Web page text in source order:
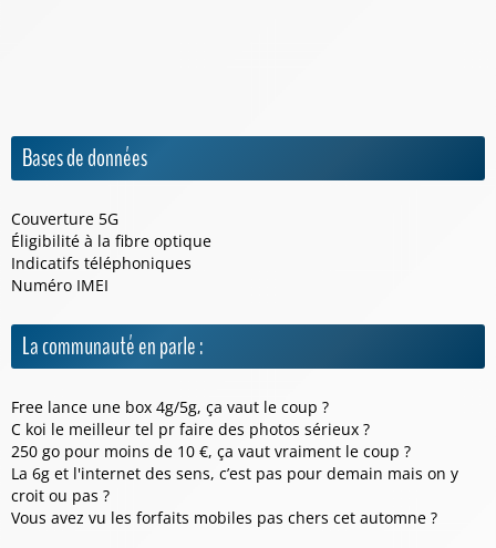
Bases de données
Couverture 5G
Éligibilité à la fibre optique
Indicatifs téléphoniques
Numéro IMEI
La communauté en parle :
Free lance une box 4g/5g, ça vaut le coup ?
C koi le meilleur tel pr faire des photos sérieux ?
250 go pour moins de 10 €, ça vaut vraiment le coup ?
La 6g et l'internet des sens, c’est pas pour demain mais on y
croit ou pas ?
Vous avez vu les forfaits mobiles pas chers cet automne ?